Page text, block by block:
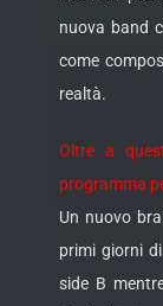
nuova band
come
realtà.
Oltre a
programma
Un nuovo
primi giorni
side B